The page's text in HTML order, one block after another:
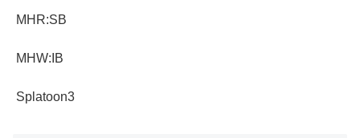
MHR:SB
MHW:IB
Splatoon3